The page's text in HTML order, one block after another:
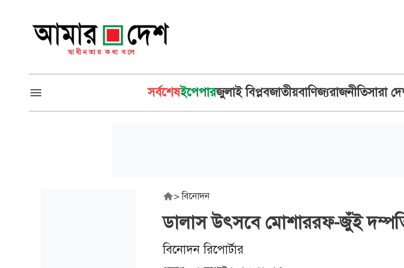
সর্বশেষইপেপারজুলাই বিপ্লবজাতীয়বাণিজ্যরাজনীতিসারা
> বিনোদন
ডালাস উৎসবে মোশাররফ-জুঁই
বিনোদন রিপোর্টার